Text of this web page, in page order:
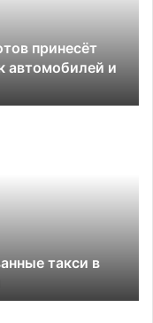
принесёт
автомобилей и
такси в